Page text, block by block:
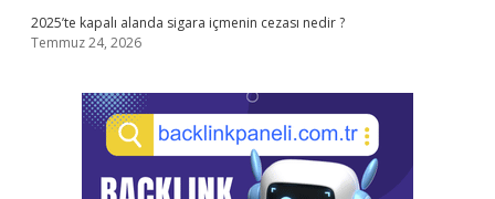
2025’te kapalı alanda sigara içmenin cezası nedir ?
Temmuz 24, 2026